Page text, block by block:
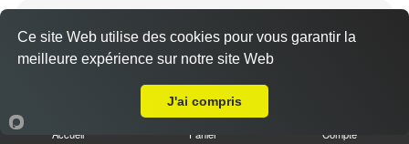
Dès10.00 €
Base crème fraîche, fromage, saumon fumé
Accueil Panier Compte
Ce site Web utilise des cookies pour vous garantir la
meilleure expérience sur notre site Web
J'ai compris